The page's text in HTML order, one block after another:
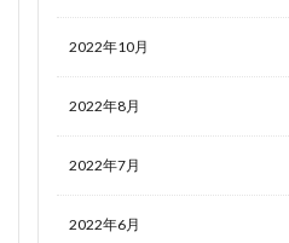
2022年10月
2022年8月
2022年7月
2022年6月